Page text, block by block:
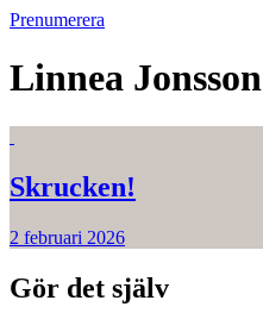
Prenumerera
Linnea Jonsson
Skrucken!
2 februari 2026
Gör det själv